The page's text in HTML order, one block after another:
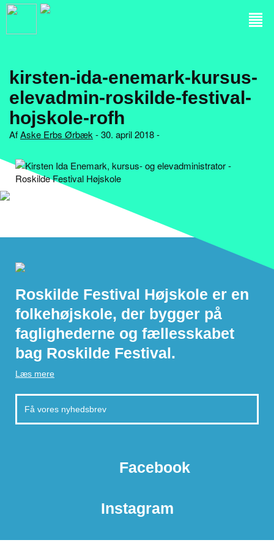
kirsten-ida-enemark-kursus-
elevadmin-roskilde-festival-
hojskole-rofh
AfAske Erbs Ørbæk - 30. april 2018 -
Roskilde Festival Højskole er en
folkehøjskole, der bygger på
faglighederne og fællesskabet
bag Roskilde Festival.
Læs mere
Facebook
Instagram